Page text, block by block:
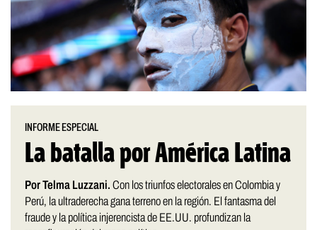
INFORME ESPECIAL
La batalla por América Latina
Por Telma Luzzani. Con los triunfos electorales en Colombia y
Perú, la ultraderecha gana terreno en la región. El fantasma del
fraude y la política injerencista de EE.UU. profundizan la